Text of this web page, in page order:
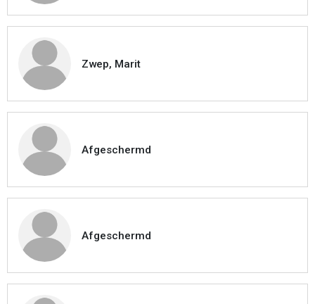
Zwep, Marit
Afgeschermd
Afgeschermd